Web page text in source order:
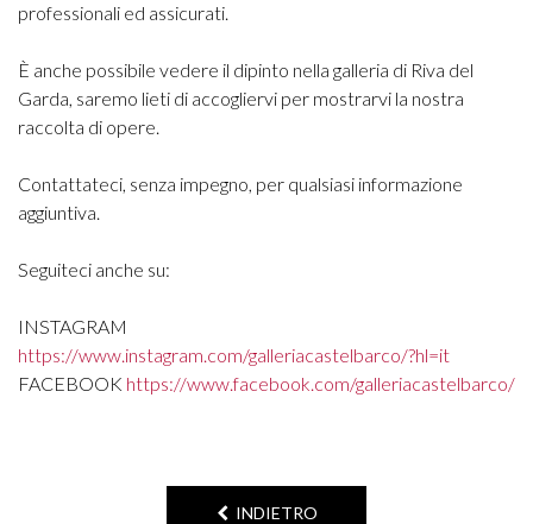
professionali ed assicurati.
È anche possibile vedere il dipinto nella galleria di Riva del
Garda, saremo lieti di accogliervi per mostrarvi la nostra
raccolta di opere.
Contattateci, senza impegno, per qualsiasi informazione
aggiuntiva.
Seguiteci anche su:
INSTAGRAM
https://www.instagram.com/galleriacastelbarco/?hl=it
FACEBOOK https://www.facebook.com/galleriacastelbarco/
INDIETRO